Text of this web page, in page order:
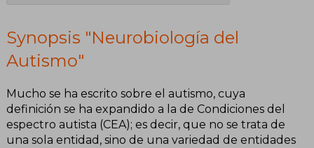
Synopsis "Neurobiología del
Autismo"
Mucho se ha escrito sobre el autismo, cuya
definición se ha expandido a la de Condiciones del
espectro autista (CEA); es decir, que no se trata de
una sola entidad, sino de una variedad de entidades